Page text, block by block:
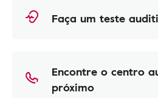
Faça um teste
Encontre o centro
próximo